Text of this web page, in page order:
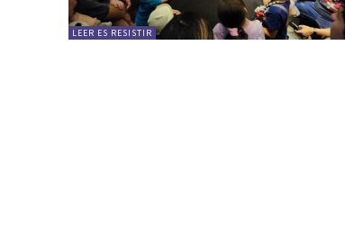
LEER ES RESISTIR